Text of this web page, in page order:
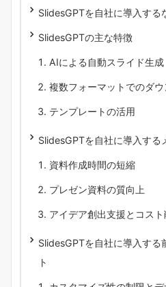
SlidesGPTを自社に導入する
SlidesGPTの主な特徴
AIによる自動スライド生成
複数フォーマットでのダウ
テンプレートの活用
SlidesGPTを自社に導入する
資料作成時間の短縮
プレゼン資料の質向上
アイデア創出支援とコス
SlidesGPTを自社に導入する
ト